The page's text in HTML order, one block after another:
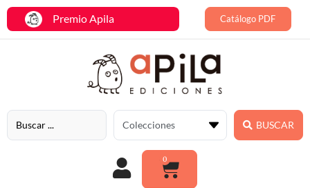
Premio Apila Catálogo PDF
BUSCAR
0